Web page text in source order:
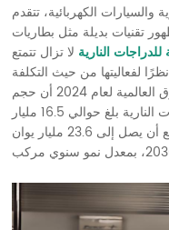
والسيارات الكهربائية، تتقدم
تقنيات بديلة مثل بطاريات
النارية لا تزال تتمتع
لفعاليتها من حيث التكلفة
وموثوقيتها. يُظهر تحليل الطلب في السوق العالمية لعام 2024 أن حجم
سوق بطاريات الرصاص الحمضية للدراجات النارية بلغ حوالي 16.5 مليار
يوان صيني في عام 2023 ومن المتوقع أن يصل إلى 23.6 مليار يوان